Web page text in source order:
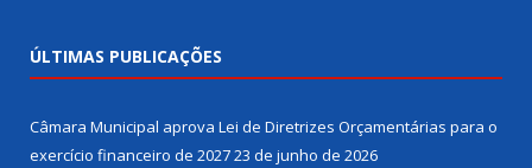
ÚLTIMAS PUBLICAÇÕES
Câmara Municipal aprova Lei de Diretrizes Orçamentárias para o
exercício financeiro de 202723 de junho de 2026